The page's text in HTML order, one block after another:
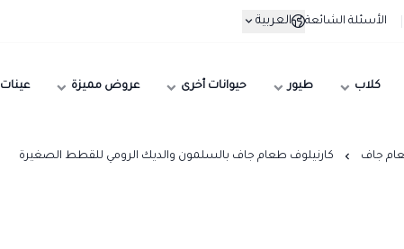
الأسئلة الشائعة العربية
كلاب طيور حيوانات أخرى عروض مميزة عينات
جاف كارنيلوف طعام جاف بالسلمون والديك الرومي للقطط الصغيرة